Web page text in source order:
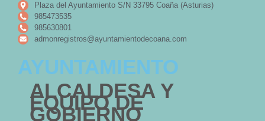
Plaza del Ayuntamiento S/N 33795 Coaña (Asturias)
985473535
985630801
admonregistros@ayuntamientodecoana.com
AYUNTAMIENTO
ALCALDESA Y
EQUIPO DE
GOBIERNO